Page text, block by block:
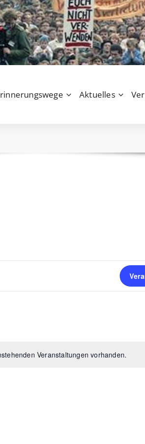
Aktuelles
Veranstaltungen vorhanden.